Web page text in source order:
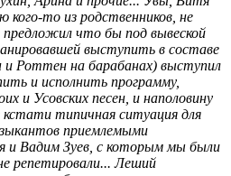
кого-то из родственников, не
предложил что бы под вывеской
выступить в составе
и Роттен на барабанах) выступил
и исполнить программу,
и Усовских песен, и наполовину
кстати типичная ситуация для
приемлемыми
и Вадим Зуев, с которым мы были
репетировали... Леший